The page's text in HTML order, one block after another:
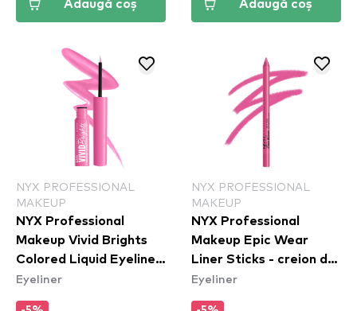
Adaugă coș Adaugă coș
NYX PROFESSIONAL
MAKEUP
NYX Professional
Makeup Vivid Brights
Colored Liquid Eyeliner
- Don't Pink Twice
Eyeliner
NYX PROFESSIONAL
MAKEUP
NYX Professional
Makeup Epic Wear
Liner Sticks - creion de
ochi Pink Spirit
Eyeliner